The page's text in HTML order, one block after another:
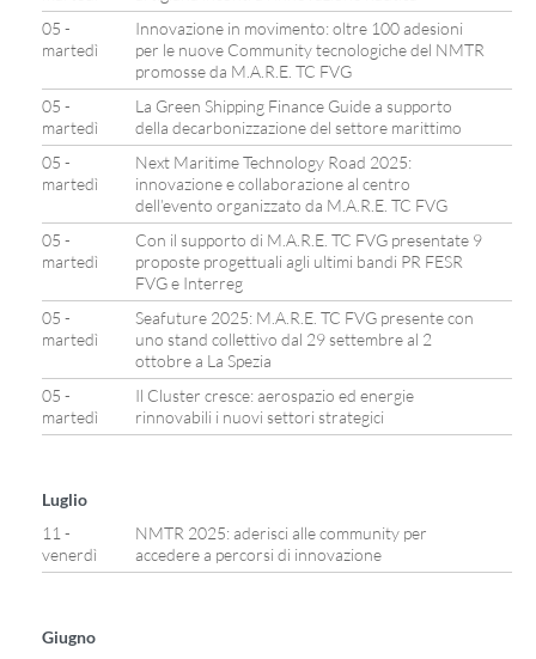
05 -
martedì
Innovazione in movimento: oltre 100 adesioni
per le nuove Community tecnologiche del NMTR
promosse da M.A.R.E. TC FVG
05 -
martedì
La Green Shipping Finance Guide a supporto
della decarbonizzazione del settore marittimo
05 -
martedì
Next Maritime Technology Road 2025:
innovazione e collaborazione al centro
dell’evento organizzato da M.A.R.E. TC FVG
05 -
martedì
Con il supporto di M.A.R.E. TC FVG presentate 9
proposte progettuali agli ultimi bandi PR FESR
FVG e Interreg
05 -
martedì
Seafuture 2025: M.A.R.E. TC FVG presente con
uno stand collettivo dal 29 settembre al 2
ottobre a La Spezia
05 -
martedì
Il Cluster cresce: aerospazio ed energie
rinnovabili i nuovi settori strategici
Luglio
11 -
venerdì
NMTR 2025: aderisci alle community per
accedere a percorsi di innovazione
Giugno